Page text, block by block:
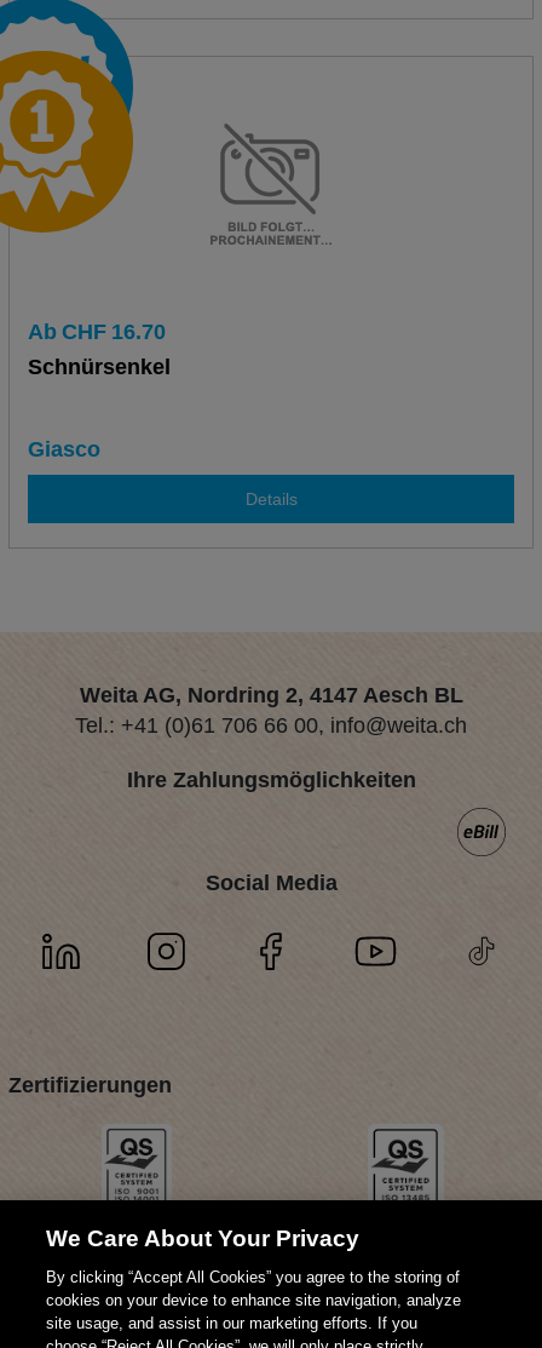
Ab CHF 16.70
Schnürsenkel
Giasco
Details
Weita AG, Nordring 2, 4147 Aesch BL
Tel.: +41 (0)61 706 66 00, info@weita.ch
Ihre Zahlungsmöglichkeiten
Social Media
Zertifizierungen
We Care About Your Privacy
By clicking “Accept All Cookies” you agree to the storing of
cookies on your device to enhance site navigation, analyze
site usage, and assist in our marketing efforts. If you